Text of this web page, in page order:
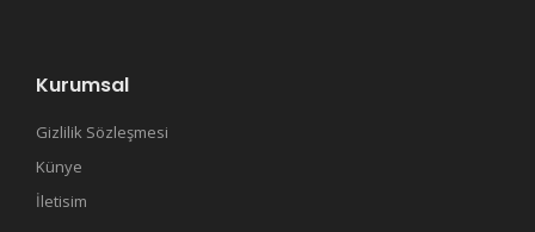
Kurumsal
Gizlilik Sözleşmesi
Künye
İletisim